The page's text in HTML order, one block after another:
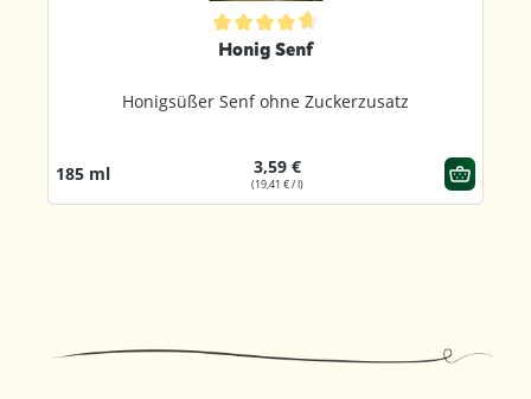
Durchschnittliche Bewertung von 4.8 von 5 Sternen
Honig Senf
Honigsüßer Senf ohne Zuckerzusatz
185 ml 3,59 €
(19,41 € / l)